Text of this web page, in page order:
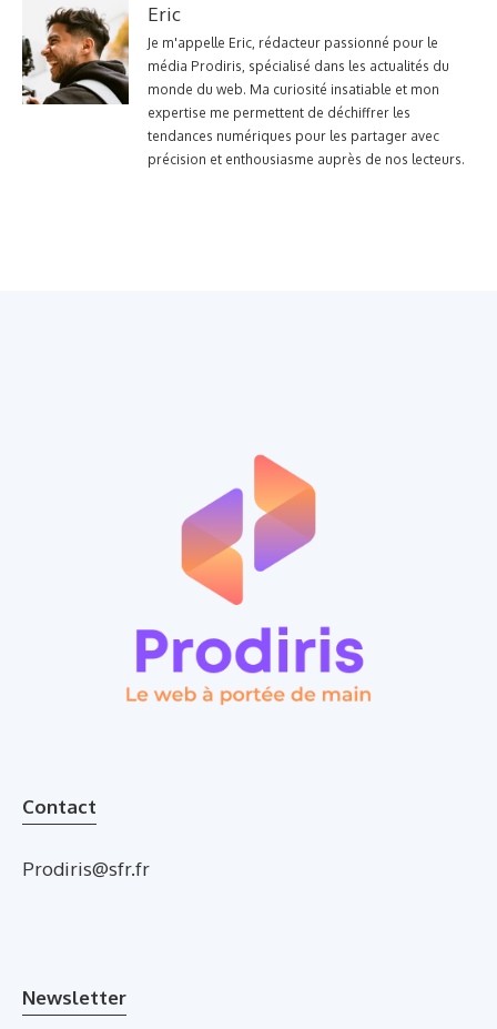
Eric
Je m'appelle Eric, rédacteur passionné pour le
média Prodiris, spécialisé dans les actualités du
monde du web. Ma curiosité insatiable et mon
expertise me permettent de déchiffrer les
tendances numériques pour les partager avec
précision et enthousiasme auprès de nos lecteurs.
Contact
Prodiris@sfr.fr
Newsletter